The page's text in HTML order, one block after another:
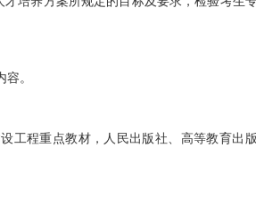
。
程重点教材，人民出版社、高等教育出